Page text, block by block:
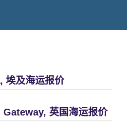
埃及海运报价
英国海运报价